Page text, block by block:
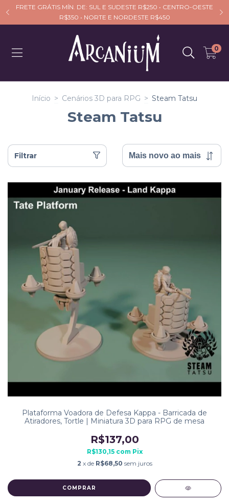
FRETE GRÁTIS MÍN. DE: SUL E SUDESTE R$250 • CENTRO-OESTE
R$350 • NORTE E NORDESTE R$450
0
Início > Cenários 3D para RPG > Steam Tatsu
Steam Tatsu
Filtrar
Plataforma Voadora de Defesa Kappa - Barricada de
Atiradores, Tortle | Miniatura 3D para RPG de mesa
R$137,00
R$130,15 com Pix
2 x de R$68,50 sem juros